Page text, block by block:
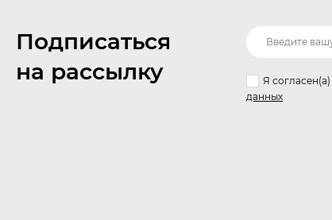
Подписаться
на рассылку
Я согласен(a)
данных